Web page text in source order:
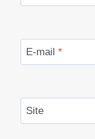
E-mail *
Site